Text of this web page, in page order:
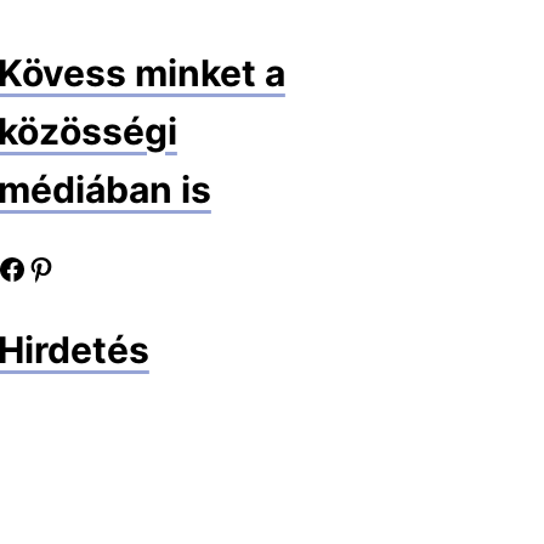
minket a
is
Pinterest oldalunk